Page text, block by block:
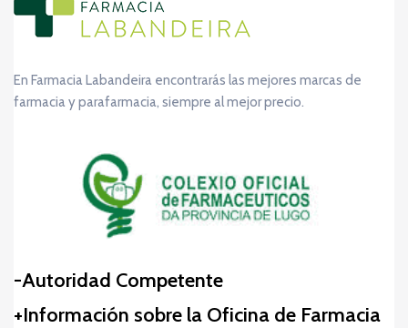
En Farmacia Labandeira encontrarás las mejores marcas de
farmacia y parafarmacia, siempre al mejor precio.
Autoridad Competente
Información sobre la Oficina de Farmacia